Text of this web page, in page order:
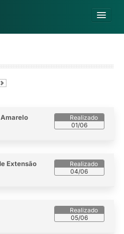
01/06
Extensão
04/06
05/06